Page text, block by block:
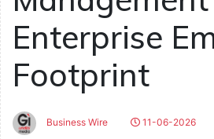
Enterprise
Footprint
Business Wire
11-06-2026